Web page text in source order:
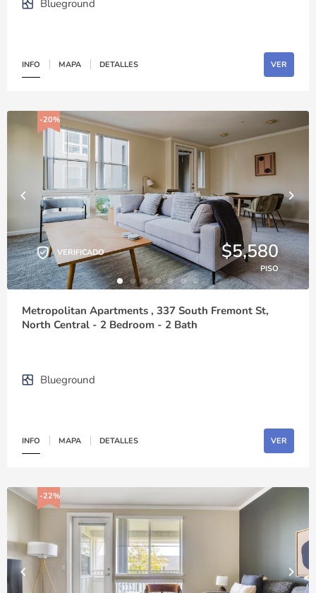
Blueground
INFO MAPA DETALLES VER
-20%
VERIFICADO $5,580
PISO
Metropolitan Apartments , 337 South Fremont St,
North Central - 2 Bedroom - 2 Bath
Blueground
INFO MAPA DETALLES VER
-22%